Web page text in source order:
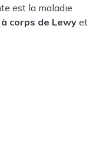
est la maladie
corps de Lewy et